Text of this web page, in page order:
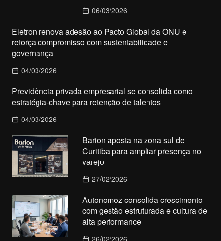
06/03/2026
Eletron renova adesão ao Pacto Global da ONU e
reforça compromisso com sustentabilidade e
governança
04/03/2026
Previdência privada empresarial se consolida como
estratégia-chave para retenção de talentos
04/03/2026
Barion aposta na zona sul de
Curitiba para ampliar presença no
varejo
27/02/2026
Autonomoz consolida crescimento
com gestão estruturada e cultura de
alta performance
26/02/2026